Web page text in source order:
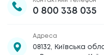
0 800 338 035
Адреса
08132, Київська